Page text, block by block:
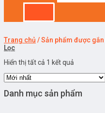
Trang chủ /Sản phẩm được gắn
Lọc
Hiển thị tất cả 1 kết quả
Danh mục sản phẩm